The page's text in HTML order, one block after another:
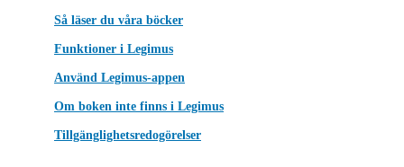
Så läser du våra böcker
Funktioner i Legimus
Använd Legimus-appen
Om boken inte finns i Legimus
Tillgänglighetsredogörelser